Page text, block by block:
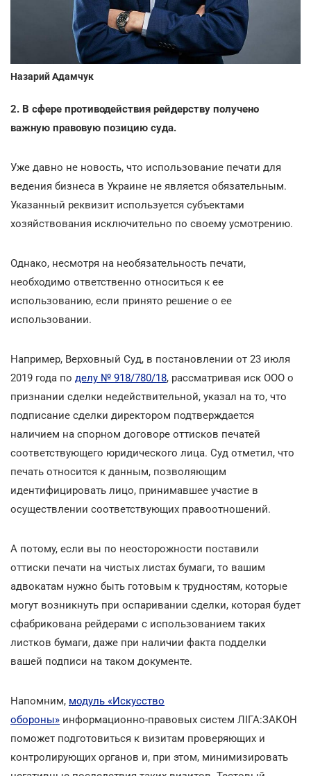
Назарий Адамчук
2. В сфере противодействия рейдерству получено
важную правовую позицию суда.
Уже давно не новость, что использование печати для
ведения бизнеса в Украине не является обязательным.
Указанный реквизит используется субъектами
хозяйствования исключительно по своему усмотрению.
Однако, несмотря на необязательность печати,
необходимо ответственно относиться к ее
использованию, если принято решение о ее
использовании.
Например, Верховный Суд, в постановлении от 23 июля
2019 года по делу № 918/780/18, рассматривая иск ООО о
признании сделки недействительной, указал на то, что
подписание сделки директором подтверждается
наличием на спорном договоре оттисков печатей
соответствующего юридического лица. Суд отметил, что
печать относится к данным, позволяющим
идентифицировать лицо, принимавшее участие в
осуществлении соответствующих правоотношений.
А потому, если вы по неосторожности поставили
оттиски печати на чистых листах бумаги, то вашим
адвокатам нужно быть готовым к трудностям, которые
могут возникнуть при оспаривании сделки, которая будет
сфабрикована рейдерами с использованием таких
листков бумаги, даже при наличии факта подделки
вашей подписи на таком документе.
Напомним, модуль «Искусство
обороны» информационно-правовых систем ЛІГА:ЗАКОН
поможет подготовиться к визитам проверяющих и
контролирующих органов и, при этом, минимизировать